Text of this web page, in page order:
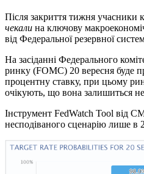
Після закриття тижня учасники
чекали на ключову
від Федеральної резервної
На засіданні Федерального
ринку (FOMC) 20 вересня буде
процентну ставку, при цьому
очікують, що вона залишиться
Інструмент FedWatch Tool від
несподіваного сценарію лише в